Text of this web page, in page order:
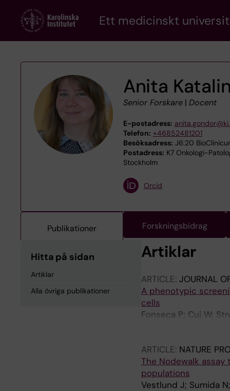
content
Ett medicinskt
Anita
Senior Forskare| Docent
E-postadress:
Telefon: +46852481201
Besöksadress: J6:20
Postadress: K7 Onkologi-
Stockholm
Orcid
Publikationer Forskningsbidrag
Hitta på sidan
Artiklar
Alla övriga publikationer
Artiklar
ARTICLE: JOURNAL
A phenotypic
cells
Fonseca P; Cui W;
Chen X; Tobin NP;
ARTICLE: NATURE
The Nodewalk
populations
Vestlund J; Sumida